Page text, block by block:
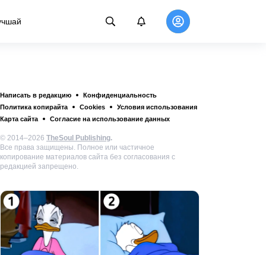
Написать в редакцию
Конфиденциальность
Политика копирайта
Cookies
Условия использования
Карта сайта
Согласие на использование данных
© 2014–2026 TheSoul Publishing.
Все права защищены. Полное или частичное
копирование материалов сайта без согласования с
редакцией запрещено.